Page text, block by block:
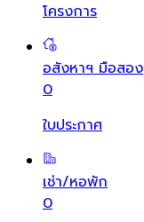
โครงการ
อสังหาฯ มือสอง
0
ใบประกาศ
เช่า/หอพัก
0